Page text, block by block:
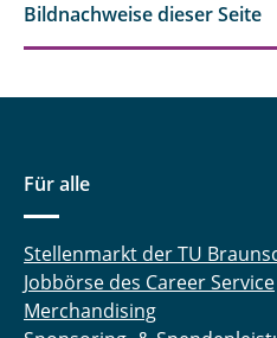
Bildnachweise dieser Seite
Für alle
Stellenmarkt der TU
Jobbörse des Career Service
Merchandising